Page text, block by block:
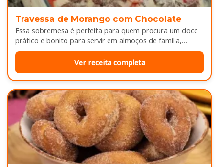
Travessa de Morango com Chocolate
Essa sobremesa é perfeita para quem procura um doce
prático e bonito para servir em almoços de família,
aniversários ou…
Ver receita completa